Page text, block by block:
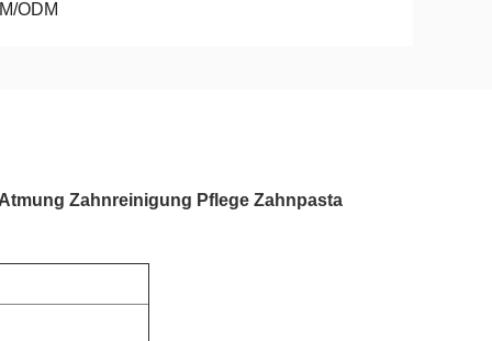
ODM
Zahnreinigung Pflege Zahnpasta